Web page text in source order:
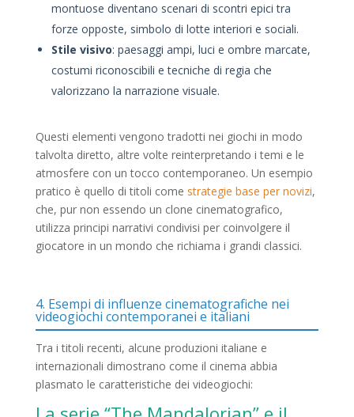
montuose diventano scenari di scontri epici tra
forze opposte, simbolo di lotte interiori e sociali.
Stile visivo: paesaggi ampi, luci e ombre marcate,
costumi riconoscibili e tecniche di regia che
valorizzano la narrazione visuale.
Questi elementi vengono tradotti nei giochi in modo
talvolta diretto, altre volte reinterpretando i temi e le
atmosfere con un tocco contemporaneo. Un esempio
pratico è quello di titoli come strategie base per novizi,
che, pur non essendo un clone cinematografico,
utilizza principi narrativi condivisi per coinvolgere il
giocatore in un mondo che richiama i grandi classici.
4. Esempi di influenze cinematografiche nei
videogiochi contemporanei e italiani
Tra i titoli recenti, alcune produzioni italiane e
internazionali dimostrano come il cinema abbia
plasmato le caratteristiche dei videogiochi: